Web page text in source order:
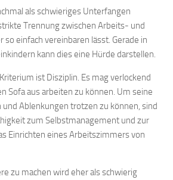
als schwieriges Unterfangen
Trennung zwischen Arbeits- und
einfach vereinbaren lässt. Gerade in
kann dies eine Hürde darstellen.
ist Disziplin. Es mag verlockend
Sofa aus arbeiten zu können. Um seine
Ablenkungen trotzen zu können, sind
zum Selbstmanagement und zur
Einrichten eines Arbeitszimmers von
zu machen wird eher als schwierig